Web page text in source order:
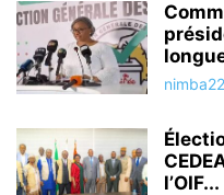
l’OIF...